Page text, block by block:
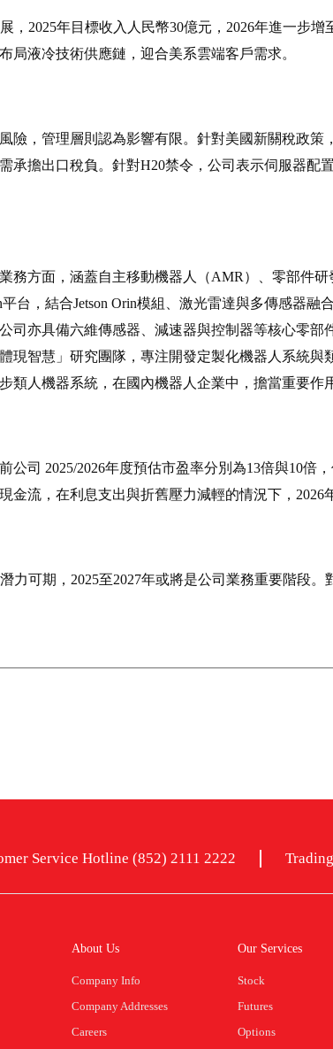
，2025年目標收入人民幣30億元，2026年進一步
局液冷技術供應鏈，迎合美系雲端客戶需求。
險，管理層則認為影響有限。針對美國新關稅政策
承擔出口稅負。針對H20禁令，公司表示伺服器
務方面，涵蓋自主移動機器人（AMR）、零部件
平台，結合Jetson Orin模組、激光雷達與多傳感器
司亦具備六維傳感器、減速器與控制器等核心零
現智慧」研究團隊，專注開發定製化機器人系統
類人機器系統，在國內機器人企業中，擔當重要作用
公司 2025/2026年度預估市盈率分別為13倍與10倍
金流，在利息支出與折舊壓力減輕的情況下，2026
力可期，2025至2027年或將是公司業務重要階段
Service Hotline (852) 2111 2222
About Us
Company Info
Company Addresses
Careers
Our Services
Stock
Futures
Options